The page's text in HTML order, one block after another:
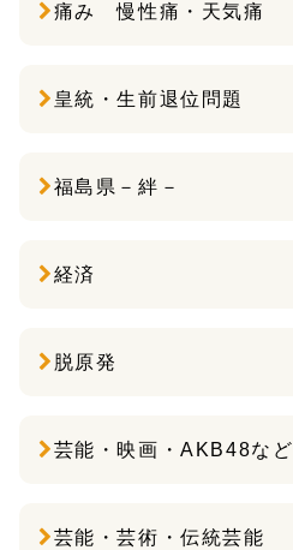
痛み 慢性痛・天気痛
皇統・生前退位問題
福島県－絆－
経済
脱原発
芸能・映画・AKB48など
芸能・芸術・伝統芸能